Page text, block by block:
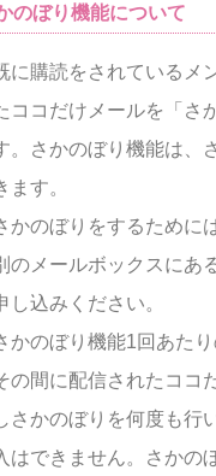
のぼり機能について
に購読をされているメ
ココだけメールを「さ
。さかのぼり機能は、
ます。
かのぼりをするために
のメールボックスにあ
し込みください。
かのぼり機能1回あた
の間に配信されたココ
さかのぼりを何度も行
はできません。さかの